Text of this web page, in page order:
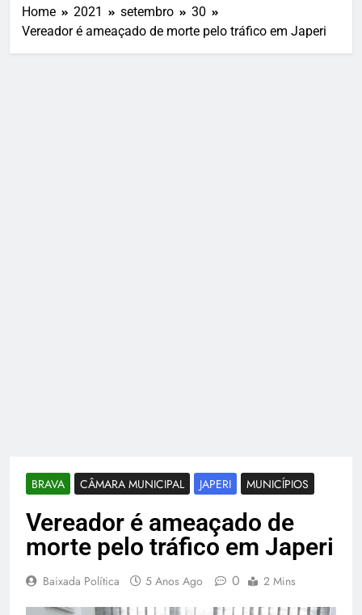
Home 2021 setembro
30
Vereador é ameaçado de morte pelo tráfico em Japeri
BRAVA CÂMARA MUNICIPAL JAPERI MUNICÍPIOS
Vereador é ameaçado de
morte pelo tráfico em Japeri
Baixada Política 5 Anos Ago 0 2 Mins